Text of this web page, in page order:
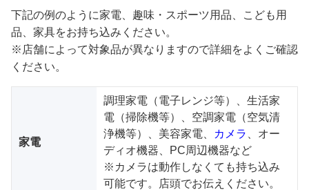
下記の例のように家電、趣味・スポーツ用品、こども用
品、家具をお持ち込みください。
※店舗によって対象品が異なりますので詳細をよくご確認
ください。
家電
調理家電（電子レンジ等）、生活家
電（掃除機等）、空調家電（空気清
浄機等）、美容家電、
カメラ
、オー
ディオ機器、PC周辺機器など
※カメラは動作しなくても持ち込み
可能です。店頭でお伝えください。